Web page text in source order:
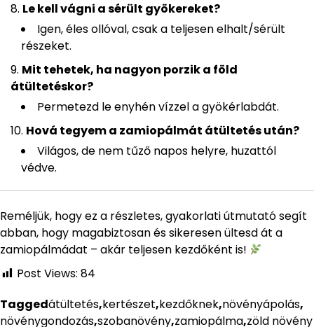
Le kell vágni a sérült gyökereket?
Igen, éles ollóval, csak a teljesen elhalt/sérült
részeket.
Mit tehetek, ha nagyon porzik a föld
átültetéskor?
Permetezd le enyhén vízzel a gyökérlabdát.
Hová tegyem a zamiopálmát átültetés után?
Világos, de nem tűző napos helyre, huzattól
védve.
Reméljük, hogy ez a részletes, gyakorlati útmutató segít
abban, hogy magabiztosan és sikeresen ültesd át a
zamiopálmádat – akár teljesen kezdőként is!
Post Views: 84
Taggedátültetés,kertészet,kezdőknek,növényápolás,
növénygondozás,szobanövény,zamiopálma,zöld növény